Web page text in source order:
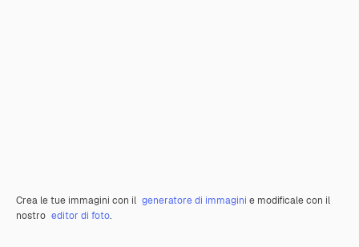
Crea le tue immagini con il generatore di immagini e modificale con il
nostro editor di foto.